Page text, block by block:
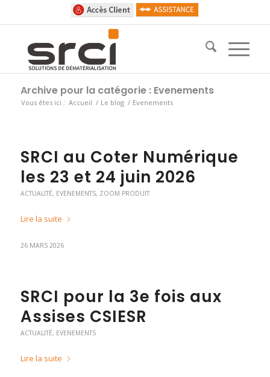
Archive pour la catégorie : Evenements
Vous êtes ici : Accueil / Le blog / Evenements
SRCI au Coter Numérique
les 23 et 24 juin 2026
ACTUALITÉ, EVENEMENTS, ZOOM PRODUIT
Lire la suite
26 MARS 2026
SRCI pour la 3e fois aux
Assises CSIESR
ACTUALITÉ, EVENEMENTS
Lire la suite